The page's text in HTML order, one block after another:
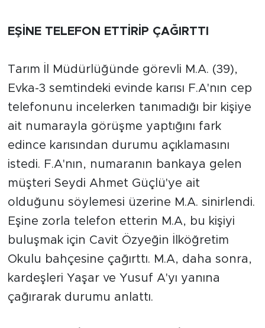
EŞİNE TELEFON ETTİRİP ÇAĞIRTTI
Tarım İl Müdürlüğünde görevli M.A. (39),
Evka-3 semtindeki evinde karısı F.A'nın cep
telefonunu incelerken tanımadığı bir kişiye
ait numarayla görüşme yaptığını fark
edince karısından durumu açıklamasını
istedi. F.A'nın, numaranın bankaya gelen
müşteri Seydi Ahmet Güçlü'ye ait
olduğunu söylemesi üzerine M.A. sinirlendi.
Eşine zorla telefon etterin M.A, bu kişiyi
buluşmak için Cavit Özyeğin İlköğretim
Okulu bahçesine çağırttı. M.A, daha sonra,
kardeşleri Yaşar ve Yusuf A'yı yanına
çağırarak durumu anlattı.
Doğanyol
Arapgir
Battalgazi
Darende
Doğanşehir
Hekimhan
Kale
Pütürge